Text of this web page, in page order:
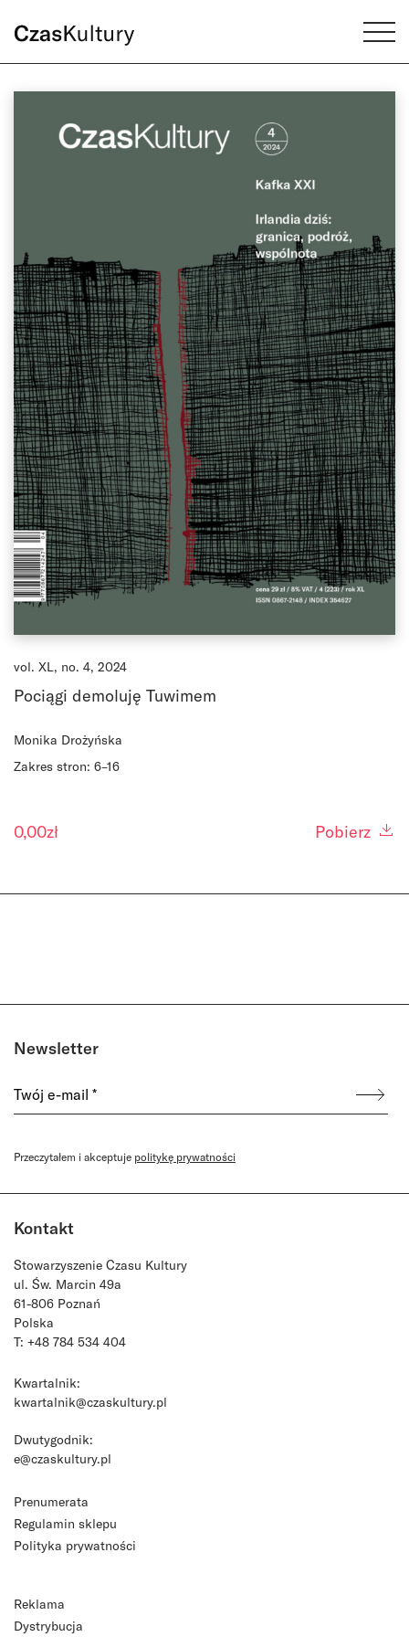
vol. XL, no. 4, 2024
Pociągi demoluję Tuwimem
Monika Drożyńska
Zakres stron: 6–16
0,00zł Pobierz
Newsletter
Przeczytałem i akceptuje politykę prywatności
Kontakt
Stowarzyszenie Czasu Kultury
ul. Św. Marcin 49a
61-806 Poznań
Polska
T: +48 784 534 404
Kwartalnik:
kwartalnik@czaskultury.pl
Dwutygodnik:
e@czaskultury.pl
Prenumerata
Regulamin sklepu
Polityka prywatności
Reklama
Dystrybucja